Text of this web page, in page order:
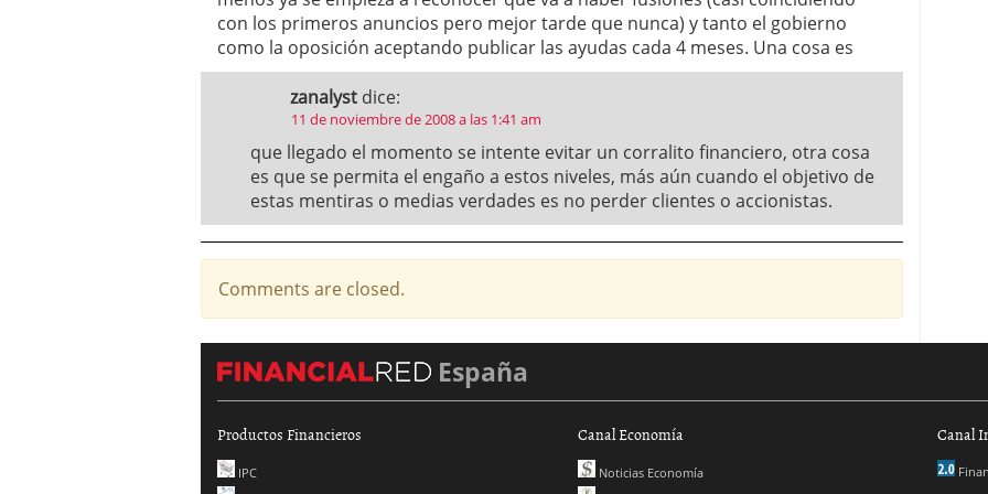
con los primeros anuncios pero mejor tarde que nunca) y tanto el gobierno
como la oposición aceptando publicar las ayudas cada 4 meses. Una cosa es
zanalyst dice:
11 de noviembre de 2008 a las 1:41 am
que llegado el momento se intente evitar un corralito financiero, otra cosa
es que se permita el engaño a estos niveles, más aún cuando el objetivo de
estas mentiras o medias verdades es no perder clientes o accionistas.
Comments are closed.
España
Productos Financieros
IPC
Canal Economía
Noticias Economía
Canal